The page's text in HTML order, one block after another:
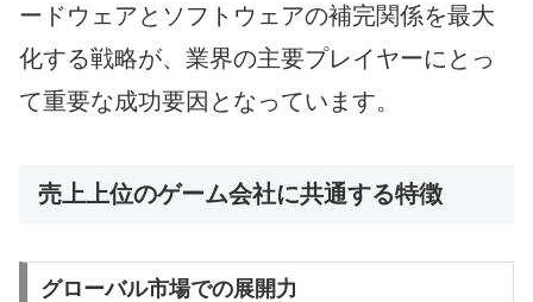
ードウェアとソフトウェアの補完関係を最大
化する戦略が、業界の主要プレイヤーにとっ
て重要な成功要因となっています。
売上上位のゲーム会社に共通する特徴
グローバル市場での展開力